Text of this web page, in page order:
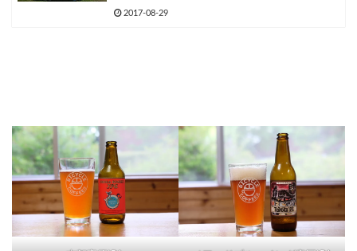
2017-08-29